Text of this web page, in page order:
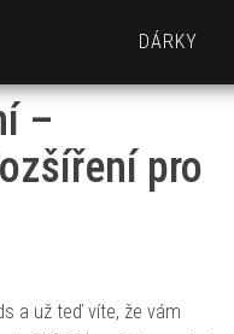
DÁRKY
–
pro
Kč.
3 520 Kč.
a už teď víte, že vám